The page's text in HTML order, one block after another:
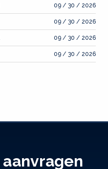
09 / 30 / 2026
09 / 30 / 2026
09 / 30 / 2026
09 / 30 / 2026